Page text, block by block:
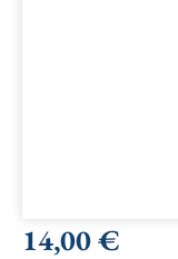
Regulärer Preis:
14,00 €